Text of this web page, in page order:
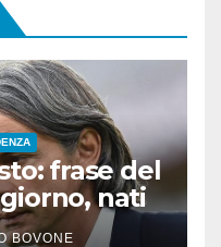
frase del
nati
BOVONE